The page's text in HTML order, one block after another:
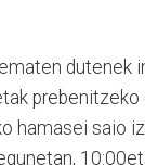
dutenek
hamasei saio